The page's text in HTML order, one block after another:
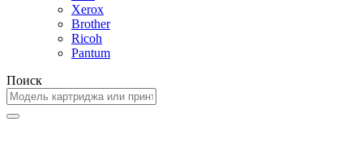
Xerox
Brother
Ricoh
Pantum
Поиск